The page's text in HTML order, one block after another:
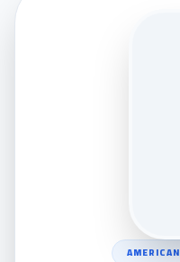
AMERICAN